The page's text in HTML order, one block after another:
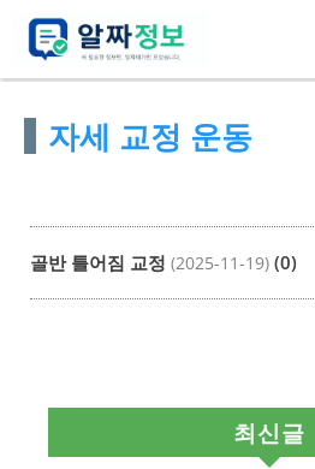
자세 교정 운동
골반 틀어짐 교정 (2025-11-19) (0)
최신글